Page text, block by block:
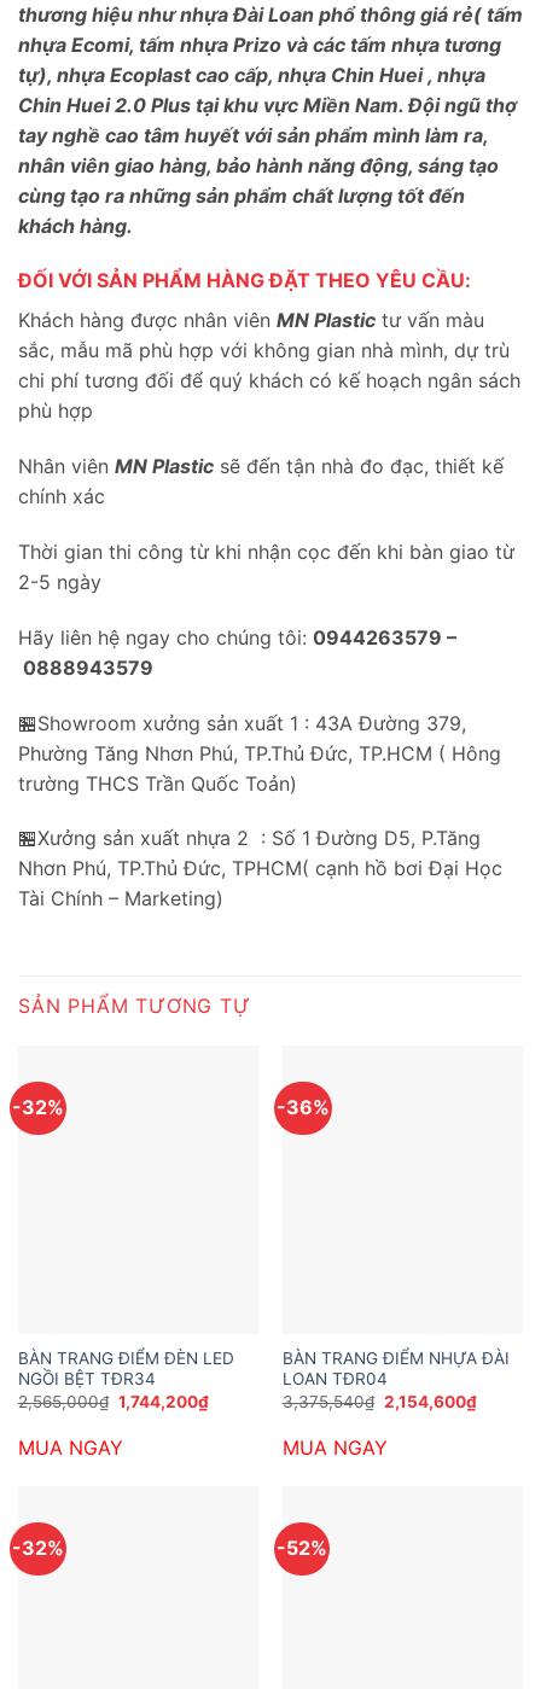
thương hiệu như nhựa Đài Loan phổ thông giá rẻ( tấm
nhựa Ecomi, tấm nhựa Prizo và các tấm nhựa tương
tự), nhựa Ecoplast cao cấp, nhựa Chin Huei , nhựa
Chin Huei 2.0 Plus tại khu vực Miền Nam. Đội ngũ thợ
tay nghề cao tâm huyết với sản phẩm mình làm ra,
nhân viên giao hàng, bảo hành năng động, sáng tạo
cùng tạo ra những sản phẩm chất lượng tốt đến
khách hàng.
ĐỐI VỚI SẢN PHẨM HÀNG ĐẶT THEO YÊU CẦU:
Khách hàng được nhân viên MN Plastic tư vấn màu
sắc, mẫu mã phù hợp với không gian nhà mình, dự trù
chi phí tương đối để quý khách có kế hoạch ngân sách
phù hợp
Nhân viên MN Plastic sẽ đến tận nhà đo đạc, thiết kế
chính xác
Thời gian thi công từ khi nhận cọc đến khi bàn giao từ
2-5 ngày
Hãy liên hệ ngay cho chúng tôi: 0944263579 –
0888943579
🏪Showroom xưởng sản xuất 1 : 43A Đường 379,
Phường Tăng Nhơn Phú, TP.Thủ Đức, TP.HCM ( Hông
trường THCS Trần Quốc Toản)
🏪Xưởng sản xuất nhựa 2 : Số 1 Đường D5, P.Tăng
Nhơn Phú, TP.Thủ Đức, TPHCM( cạnh hồ bơi Đại Học
Tài Chính – Marketing)
SẢN PHẨM TƯƠNG TỰ
-32%
BÀN TRANG ĐIỂM ĐÈN LED
NGỒI BỆT TĐR34
2,565,000₫ Giá
gốc
2,565,000₫.
1,744,200₫Giá
hiện
MUA NGAY
-36%
BÀN TRANG ĐIỂM NHỰA ĐÀI
LOAN TĐR04
3,375,540₫ Giá
gốc
3,375,540₫.
2,154,600₫Giá
hiện
MUA NGAY
-32% -52%